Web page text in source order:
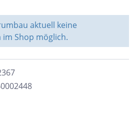
aktuell keine
im Shop möglich.